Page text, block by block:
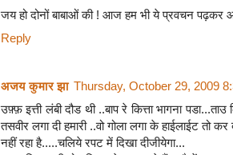
जय हो दोनों बाबाओं की ! आज हम भी ये प्रवचन पढ़कर
Reply
अजय कुमार झा Thursday, October 29, 2009
उफ़्फ़ इत्ती लंबी दौड थी ..बाप रे कित्ता भागना
तसवीर लगा दी हमारी ..वो गोला लगा के हाईलाईट तो
नहीं रहा है.....चलिये रपट में दिखा दीजीयेगा...